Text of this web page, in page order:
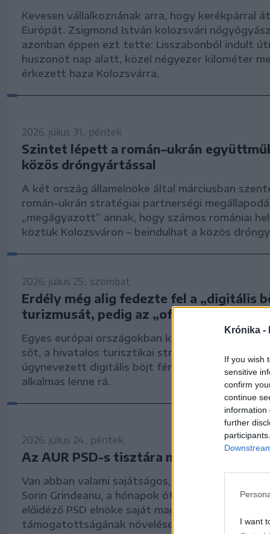
Krónika -
If you wish
sensitive
confirm
continue
information
further
I want
Kevesen vállalkoznának arra, hogy kerékpárral
Európát. Zsigmond István kolozsvári
azonban éppen ezt tette: Lisszabonból indult
huszonöt nap alatt, közel négyezer kilométer
érkezett haza Kolozsvárra.
2026. július 31., péntek
Szintet lépett a román–ukrán
közös dróngyártással
A két ország államelnöke által márciusban
román–ukrán stratégiai partnerségi
„megágyazott” annak, hogy számos romániai
köztük Kolozsváron – beindulhat a közös
2026. július 25., szombat
Erdély még alig fedezte fel a „digitális
turizmusát, pedig az „offline” lét az új
Egyes európai országokban külön üzletággá
sőt, a hivatalos turisztikai stratégia része lett az
úgynevezett digitális böjt fémjelezte turizmus.
alkalmas lenne rá.
2026. július 24., péntek
Az AUR PSD-s tisztára mosási akciója
Van abban valami sajátságos, hogy bármit tesz
Sorin Grindeanu, a hónapok óta tartó politikai
előidéző PSD elnöke saját maga vagy pártja
támogatottságának növelése érdekében, abból